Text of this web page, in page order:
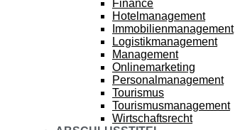
Finance
Hotelmanagement
Immobilienmanagement
Logistikmanagement
Management
Onlinemarketing
Personalmanagement
Tourismus
Tourismusmanagement
Wirtschaftsrecht